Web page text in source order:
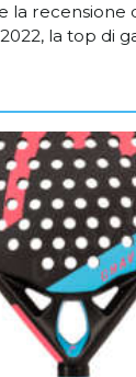
la recensione
la top di